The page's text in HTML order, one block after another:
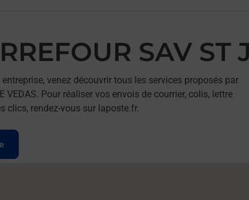
SAV ST
venez découvrir tous les services proposés par
VEDAS. Pour réaliser vos envois de courrier, colis, lettre
clics, rendez-vous sur laposte.fr.